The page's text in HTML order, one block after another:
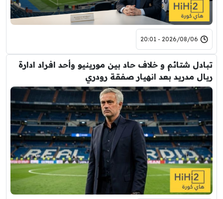
2026/08/06 - 20:01
تبادل شتائم و خلاف حاد بين مورينيو وأحد افراد ادارة
ريال مدريد بعد انهيار صفقة رودري